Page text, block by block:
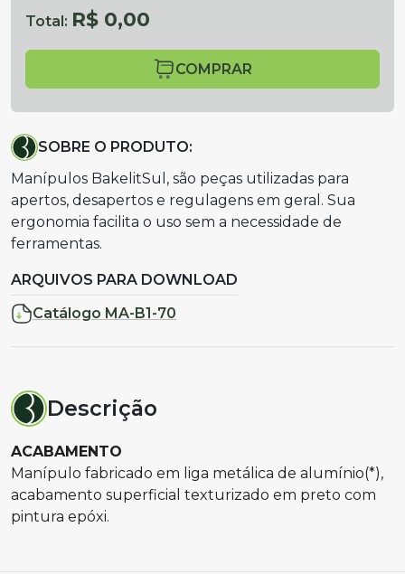
Total: R$ 0,00
COMPRAR
SOBRE O PRODUTO:
Manípulos BakelitSul, são peças utilizadas para
apertos, desapertos e regulagens em geral. Sua
ergonomia facilita o uso sem a necessidade de
ferramentas.
ARQUIVOS PARA DOWNLOAD
Catálogo MA-B1-70
Descrição
ACABAMENTO
Manípulo fabricado em liga metálica de alumínio(*),
acabamento superficial texturizado em preto com
pintura epóxi.